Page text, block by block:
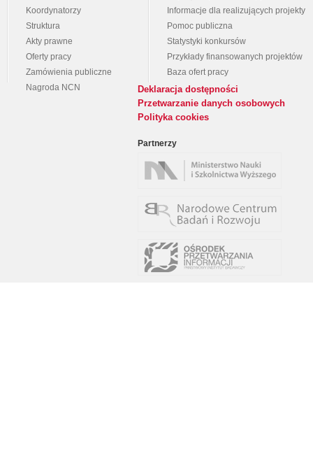
Koordynatorzy
Struktura
Akty prawne
Oferty pracy
Zamówienia publiczne
Nagroda NCN
Informacje dla realizujących projekty
Pomoc publiczna
Statystyki konkursów
Przykłady finansowanych projektów
Baza ofert pracy
Deklaracja dostępności
Przetwarzanie danych osobowych
Polityka cookies
Partnerzy